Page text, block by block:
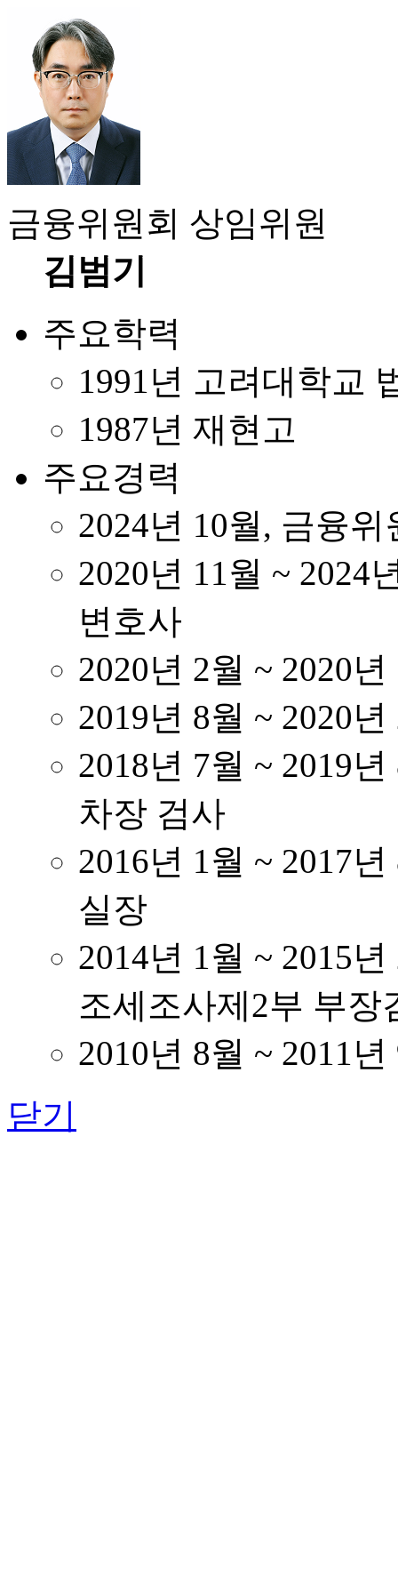
금융위원회 상임위원
김범기
주요학력
1991년 고려대학교
1987년 재현고
주요경력
2024년 10월, 금융
2020년 11월 ~ 2024
변호사
2020년 2월 ~ 2020
2019년 8월 ~ 2020
2018년 7월 ~ 2019
차장 검사
2016년 1월 ~ 2017
실장
2014년 1월 ~ 2015
조세조사제2부 부장
2010년 8월 ~ 2011
닫기